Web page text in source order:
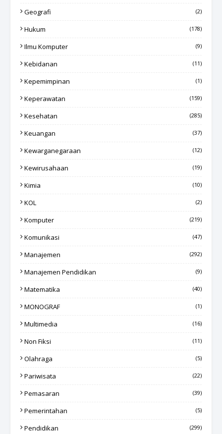
Geografi (2)
Hukum (178)
Ilmu Komputer (9)
Kebidanan (11)
Kepemimpinan (1)
Keperawatan (159)
Kesehatan (285)
Keuangan (37)
Kewarganegaraan (12)
Kewirusahaan (19)
Kimia (10)
KOL (2)
Komputer (219)
Komunikasi (47)
Manajemen (292)
Manajemen Pendidikan (9)
Matematika (40)
MONOGRAF (1)
Multimedia (16)
Non Fiksi (11)
Olahraga (5)
Pariwisata (22)
Pemasaran (39)
Pemerintahan (5)
Pendidikan (299)